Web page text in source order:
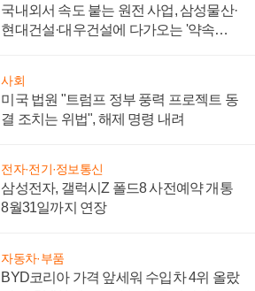
국내외서 속도 붙는 원전 사업, 삼성물산·
현대건설·대우건설에 다가오는 '약속의
사회
미국 법원 "트럼프 정부 풍력 프로젝트 동
결 조치는 위법", 해제 명령 내려
전자·전기·정보통신
삼성전자, 갤럭시Z 폴드8 사전예약 개통
8월31일까지 연장
자동차·부품
BYD코리아 가격 앞세워 수입차 4위 올랐